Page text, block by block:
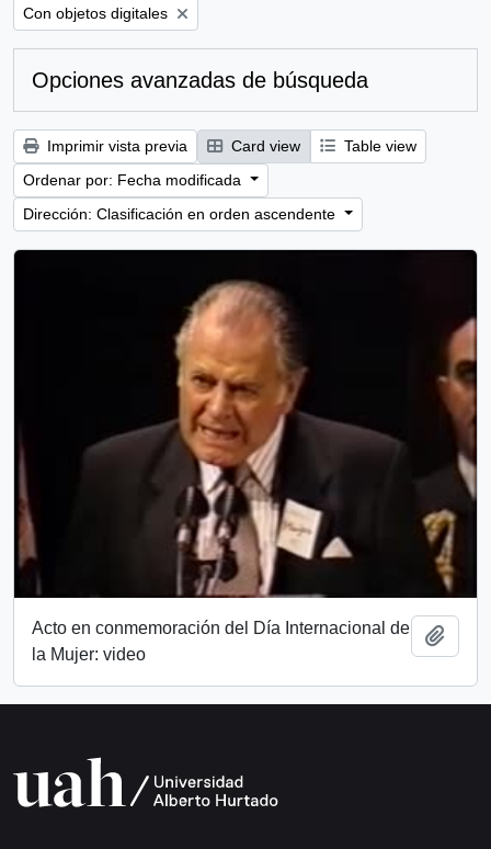
Remove filter:
Con objetos digitales
Opciones avanzadas de búsqueda
Imprimir vista previa Card view
Table view
Ordenar por: Fecha modificada
Dirección: Clasificación en orden ascendente
Acto en conmemoración del Día Internacional de
la Mujer: video